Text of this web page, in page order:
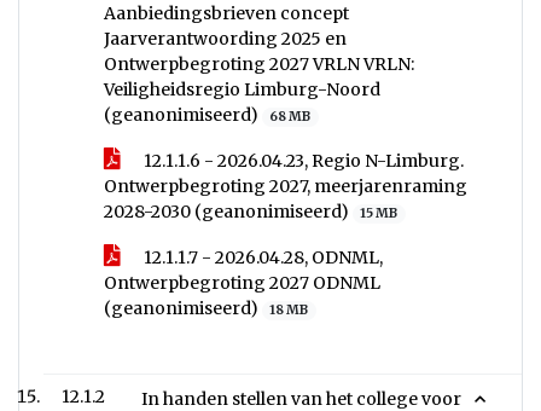
Aanbiedingsbrieven concept
Jaarverantwoording 2025 en
Ontwerpbegroting 2027 VRLN VRLN:
Veiligheidsregio Limburg-Noord
(geanonimiseerd)
68 MB
12.1.1.6 - 2026.04.23, Regio N-Limburg.
Ontwerpbegroting 2027, meerjarenraming
2028-2030 (geanonimiseerd)
15 MB
12.1.1.7 - 2026.04.28, ODNML,
Ontwerpbegroting 2027 ODNML
(geanonimiseerd)
18 MB
12.1.2
In handen stellen van het college voor